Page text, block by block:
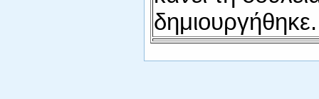
δημιουργήθηκε.